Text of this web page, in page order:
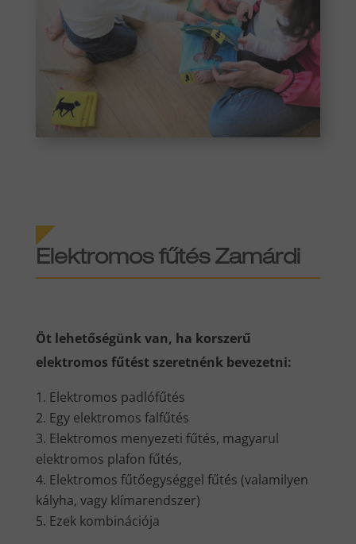
Elektromos fűtés Zamárdi
Öt lehetőségünk van, ha korszerű
elektromos fűtést szeretnénk bevezetni:
Elektromos padlófűtés
Egy elektromos falfűtés
Elektromos menyezeti fűtés, magyarul
elektromos plafon fűtés,
Elektromos fűtőegységgel fűtés (valamilyen
kályha, vagy klímarendszer)
Ezek kombinációja